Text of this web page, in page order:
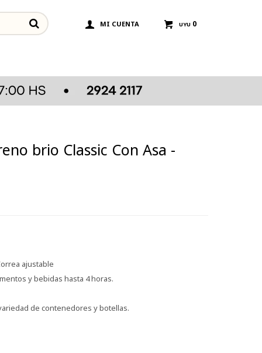
UYU 0
brio Classic Con Asa -
ajustable
y bebidas hasta 4 horas.
de contenedores y botellas.